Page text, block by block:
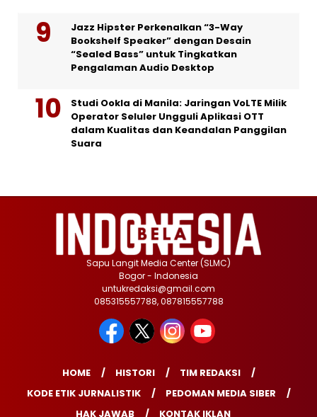
Jazz Hipster Perkenalkan “3-Way
Bookshelf Speaker” dengan Desain
“Sealed Bass” untuk Tingkatkan
Pengalaman Audio Desktop
Studi Ookla di Manila: Jaringan VoLTE Milik
Operator Seluler Ungguli Aplikasi OTT
dalam Kualitas dan Keandalan Panggilan
Suara
Sapu Langit Media Center (SLMC)
Bogor - Indonesia
untukredaksi@gmail.com
085315557788, 087815557788
HOME HISTORI
TIM REDAKSI
KODE ETIK JURNALISTIK
PEDOMAN MEDIA SIBER
HAK JAWAB
KONTAK IKLAN